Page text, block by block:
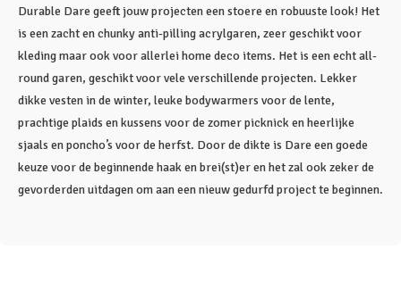
Durable Dare geeft jouw projecten een stoere en robuuste look! Het
is een zacht en chunky anti-pilling acrylgaren, zeer geschikt voor
kleding maar ook voor allerlei home deco items. Het is een echt all-
round garen, geschikt voor vele verschillende projecten. Lekker
dikke vesten in de winter, leuke bodywarmers voor de lente,
prachtige plaids en kussens voor de zomer picknick en heerlijke
sjaals en poncho’s voor de herfst. Door de dikte is Dare een goede
keuze voor de beginnende haak en brei(st)er en het zal ook zeker de
gevorderden uitdagen om aan een nieuw gedurfd project te beginnen.